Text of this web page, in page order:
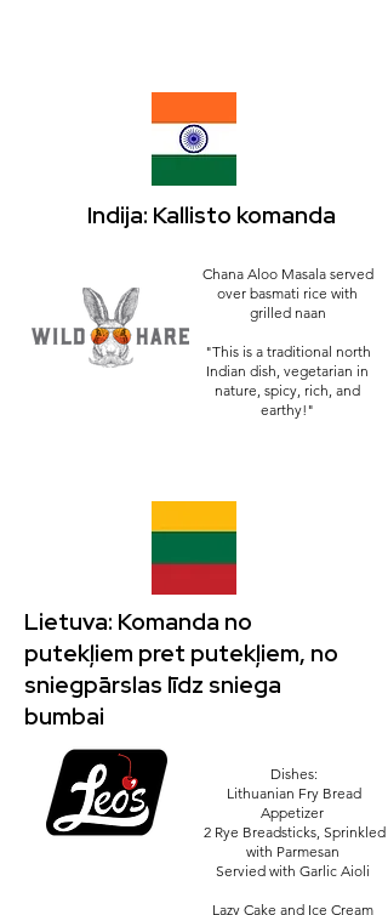
Indija: Kallisto komanda
Chana Aloo Masala served
over basmati rice with
grilled naan
"This is a traditional north
Indian dish, vegetarian in
nature, spicy, rich, and
earthy!"
Lietuva: Komanda no
putekļiem pret putekļiem, no
sniegpārslas līdz sniega
bumbai
Dishes:
Lithuanian Fry Bread
Appetizer
2 Rye Breadsticks, Sprinkled
with Parmesan
Servied with Garlic Aioli
Lazy Cake and Ice Cream